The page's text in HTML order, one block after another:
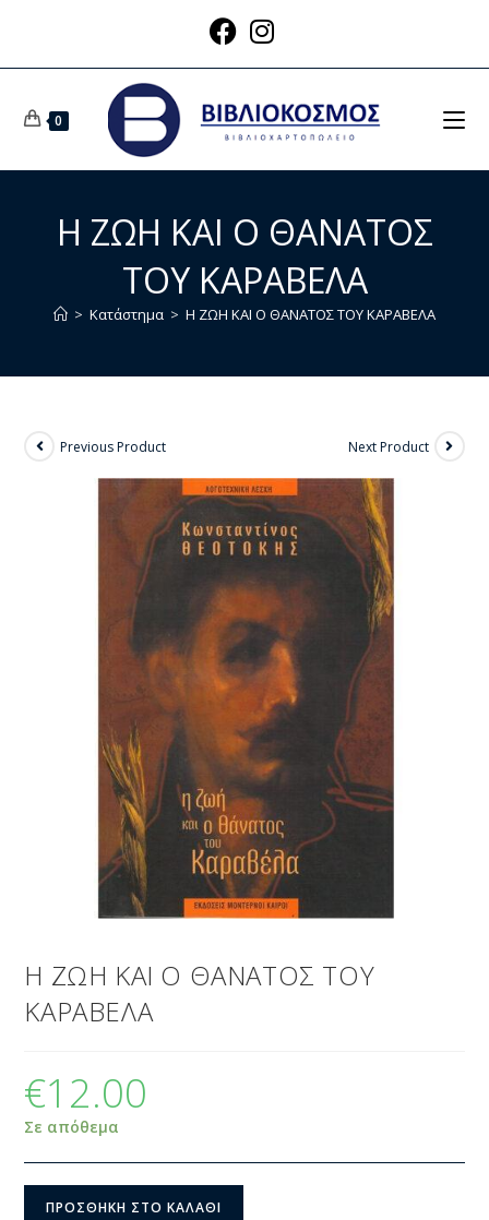
0
Η ΖΩΗ ΚΑΙ Ο ΘΑΝΑΤΟΣ
ΤΟΥ ΚΑΡΑΒΕΛΑ
> Κατάστημα > Η ΖΩΗ ΚΑΙ Ο ΘΑΝΑΤΟΣ ΤΟΥ ΚΑΡΑΒΕΛΑ
Previous Product Next Product
Η ΖΩΗ ΚΑΙ Ο ΘΑΝΑΤΟΣ ΤΟΥ
ΚΑΡΑΒΕΛΑ
€12.00
Σε απόθεμα
ΠΡΟΣΘΉΚΗ ΣΤΟ ΚΑΛΆΘΙ